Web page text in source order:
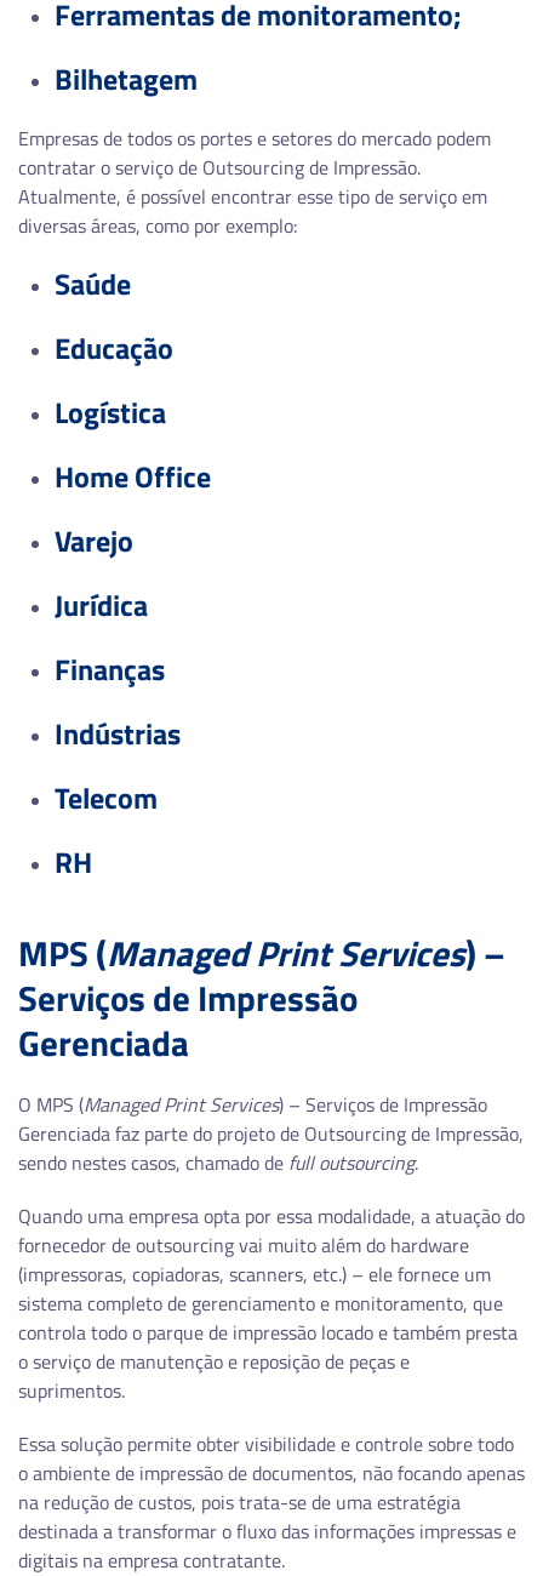
Ferramentas de monitoramento;
Bilhetagem
Empresas de todos os portes e setores do mercado podem
contratar o serviço de Outsourcing de Impressão.
Atualmente, é possível encontrar esse tipo de serviço em
diversas áreas, como por exemplo:
Saúde
Educação
Logística
Home Office
Varejo
Jurídica
Finanças
Indústrias
Telecom
RH
MPS (Managed Print Services) –
Serviços de Impressão
Gerenciada
O MPS (Managed Print Services) – Serviços de Impressão
Gerenciada faz parte do projeto de Outsourcing de Impressão,
sendo nestes casos, chamado de full outsourcing.
Quando uma empresa opta por essa modalidade, a atuação do
fornecedor de outsourcing vai muito além do hardware
(impressoras, copiadoras, scanners, etc.) – ele fornece um
sistema completo de gerenciamento e monitoramento, que
controla todo o parque de impressão locado e também presta
o serviço de manutenção e reposição de peças e
suprimentos.
Essa solução permite obter visibilidade e controle sobre todo
o ambiente de impressão de documentos, não focando apenas
na redução de custos, pois trata-se de uma estratégia
destinada a transformar o fluxo das informações impressas e
digitais na empresa contratante.